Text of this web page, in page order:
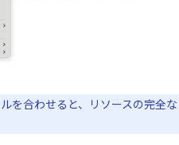
を合わせると、リソースの完全な